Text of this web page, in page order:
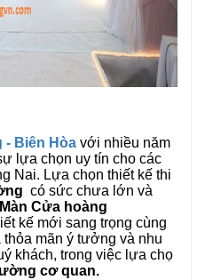
- Biên Hòa với nhiều năm
lựa chọn uy tín cho các
Nai. Lựa chọn thiết kế thi
có sức chưa lớn và
Màn Cửa hoàng
kế mới sang trọng cùng
mãn ý tưởng và nhu
khách, trong việc lựa chọ
cơ quan.